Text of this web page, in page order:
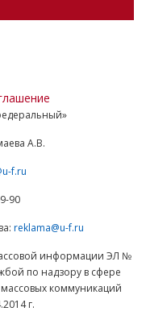
А.В.
f.ru
90
reklama@u-f.ru
информации ЭЛ №
по надзору в сфере
коммуникаций
г.